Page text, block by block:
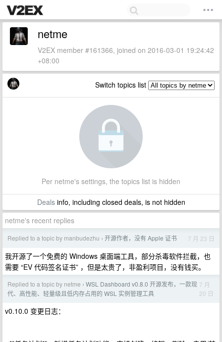
netme
V2EX member #161366, joined on 2016-03-01 19:24:42
+08:00
Switch topics list
Per netme's settings, the topics list is hidden
Dealsinfo, including closed deals, is not hidden
netme's recent replies
Replied to a topic by manbudezhu › 开源作者，没有 Apple 证书 7 月 23 日
我开源了一个免费的 Windows 桌面端工具，部分杀毒软件拦截，也
需要 “EV 代码签名证书” ，但是太贵了，非盈利项目，没有钱买。
Replied to a topic by netme › WSL Dashboard v0.8.0 开源发布，一款现
代、高性能、轻量级且低内存占用的 WSL 实例管理工具
7 月
20 日
v0.10.0 变更日志：